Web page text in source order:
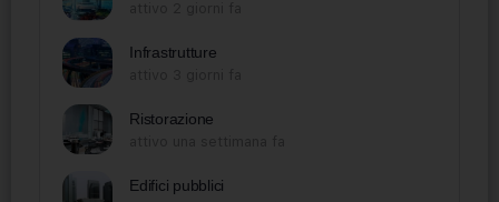
Infrastrutture
Ristorazione
Edifici pubblici